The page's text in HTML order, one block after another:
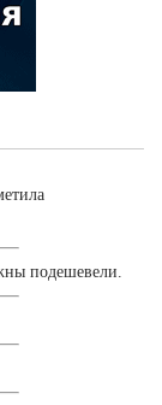
подешевели.